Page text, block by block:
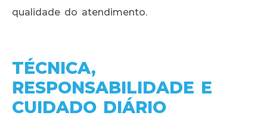
qualidade do atendimento.
TÉCNICA,
RESPONSABILIDADE E
CUIDADO DIÁRIO